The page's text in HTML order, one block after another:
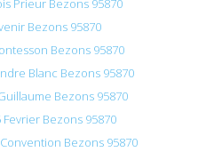
Prieur Bezons 95870
Bezons 95870
Bezons 95870
Blanc Bezons 95870
Bezons 95870
Bezons 95870
Bezons 95870